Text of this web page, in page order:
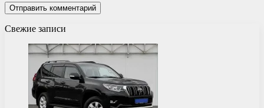
Свежие записи